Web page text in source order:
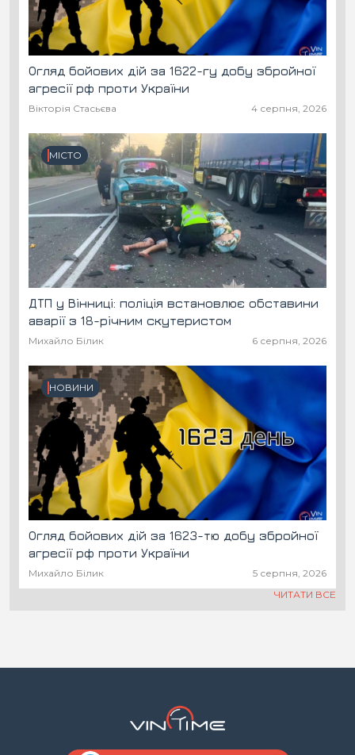
Огляд бойових дій за 1622-гу добу збройної
агресії рф проти України
Вікторія Стасьєва 4 серпня, 2026
МІСТО
ДТП у Вінниці: поліція встановлює обставини
аварії з 18-річним скутеристом
Михайло Білик 6 серпня, 2026
НОВИНИ
Огляд бойових дій за 1623-тю добу збройної
агресії рф проти України
Михайло Білик
5 серпня, 2026
ЧИТАТИ ВСЕ